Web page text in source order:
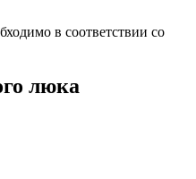
в соответствии со
люка